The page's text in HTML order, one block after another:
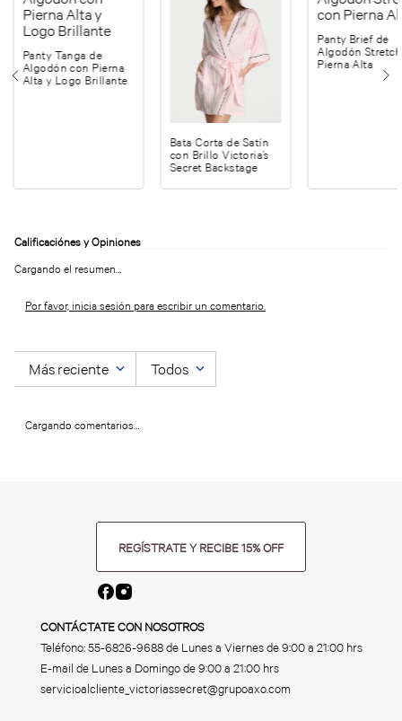
Panty Tanga de
Algodón con Pierna
Alta y Logo Brillante
Bata Corta de Satín
con Brillo Victoria’s
Secret Backstage
Panty Brief de
Algodón
Pierna Alta
Cargando el resumen…
Por favor, inicia sesión para escribir un comentario.
Más reciente Todos
Cargando comentarios…
REGÍSTRATE Y RECIBE 15% OFF
CONTÁCTATE CON NOSOTROS
Teléfono:55-6826-9688de Lunes a Viernes de 9:00 a 21:00 hrs
E-mail de Lunes a Domingo de 9:00 a 21:00 hrs
servicioalcliente_victoriassecret@grupoaxo.com